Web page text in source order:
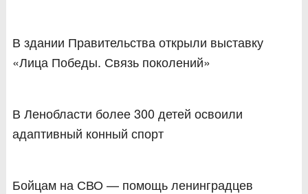
В здании Правительства открыли выставку
«Лица Победы. Связь поколений»
В Ленобласти более 300 детей освоили
адаптивный конный спорт
Бойцам на СВО — помощь ленинградцев